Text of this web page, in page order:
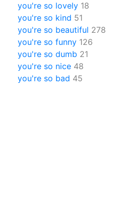
you're so lovely 18
you're so kind 51
you're so beautiful 278
you're so funny 126
you're so dumb 21
you're so nice 48
you're so bad 45